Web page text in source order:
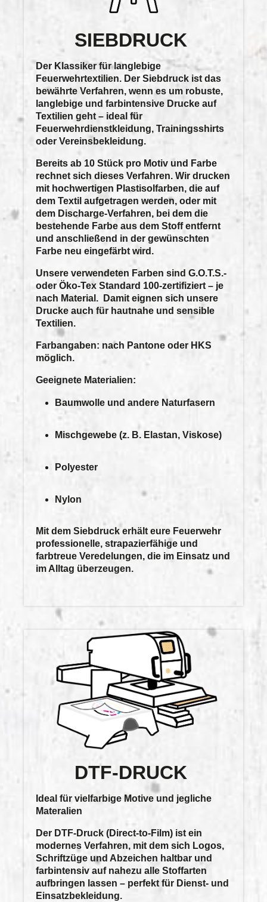
SIEBDRUCK
Der Klassiker für langlebige
Feuerwehrtextilien. Der Siebdruck ist das
bewährte Verfahren, wenn es um robuste,
langlebige und farbintensive Drucke auf
Textilien geht – ideal für
Feuerwehrdienstkleidung, Trainingsshirts
oder Vereinsbekleidung.
Bereits ab 10 Stück pro Motiv und Farbe
rechnet sich dieses Verfahren. Wir drucken
mit hochwertigen Plastisolfarben, die auf
dem Textil aufgetragen werden, oder mit
dem Discharge-Verfahren, bei dem die
bestehende Farbe aus dem Stoff entfernt
und anschließend in der gewünschten
Farbe neu eingefärbt wird.
Unsere verwendeten Farben sind G.O.T.S.-
oder Öko-Tex Standard 100-zertifiziert – je
nach Material. Damit eignen sich unsere
Drucke auch für hautnahe und sensible
Textilien.
Farbangaben: nach Pantone oder HKS
möglich.
Geeignete Materialien:
Baumwolle und andere Naturfasern
Mischgewebe (z. B. Elastan, Viskose)
Polyester
Nylon
Mit dem Siebdruck erhält eure Feuerwehr
professionelle, strapazierfähige und
farbtreue Veredelungen, die im Einsatz und
im Alltag überzeugen.
DTF-DRUCK
Ideal für vielfarbige Motive und jegliche
Materalien
Der DTF-Druck (Direct-to-Film) ist ein
modernes Verfahren, mit dem sich Logos,
Schriftzüge und Abzeichen haltbar und
farbintensiv auf nahezu alle Stoffarten
aufbringen lassen – perfekt für Dienst- und
Einsatzbekleidung.